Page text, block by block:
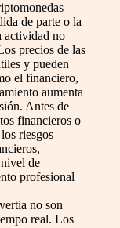
de parte o la
actividad no
precios de las
y pueden
el financiero,
aumenta
Antes de
financieros o
riesgos
de
profesional
no son
real. Los